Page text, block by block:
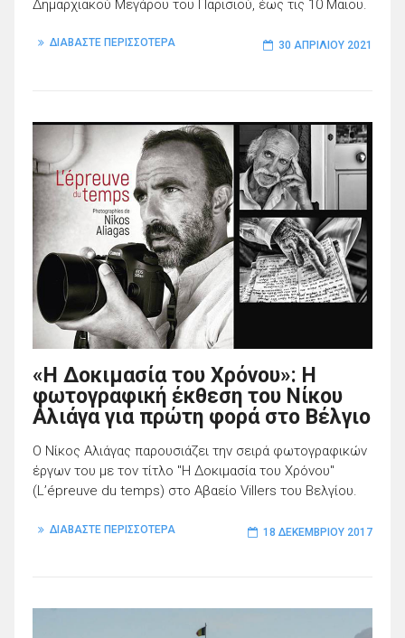
Δημαρχιακού Μεγάρου του Παρισιού, έως τις 10 Μαΐου.
ΔΙΑΒΑΣΤΕ ΠΕΡΙΣΣΟΤΕΡΑ 30 ΑΠΡΙΛΊΟΥ 2021
«Η Δοκιμασία του Χρόνου»: Η
φωτογραφική έκθεση του Νίκου
Αλιάγα για πρώτη φορά στο Βέλγιο
Ο Νίκος Αλιάγας παρουσιάζει την σειρά φωτογραφικών
έργων του με τον τίτλο "Η Δοκιμασία του Χρόνου"
(L’épreuve du temps) στο Αβαείο Villers του Βελγίου.
ΔΙΑΒΑΣΤΕ ΠΕΡΙΣΣΟΤΕΡΑ 18 ΔΕΚΕΜΒΡΊΟΥ 2017